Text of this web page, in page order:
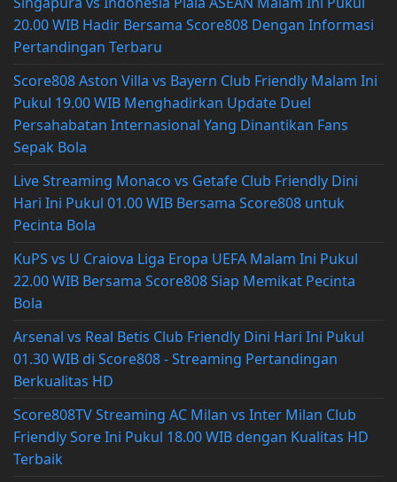
20.00 WIB Hadir Bersama Score808 Dengan Informasi
Pertandingan Terbaru
Score808 Aston Villa vs Bayern Club Friendly Malam Ini
Pukul 19.00 WIB Menghadirkan Update Duel
Persahabatan Internasional Yang Dinantikan Fans
Sepak Bola
Live Streaming Monaco vs Getafe Club Friendly Dini
Hari Ini Pukul 01.00 WIB Bersama Score808 untuk
Pecinta Bola
KuPS vs U Craiova Liga Eropa UEFA Malam Ini Pukul
22.00 WIB Bersama Score808 Siap Memikat Pecinta
Bola
Arsenal vs Real Betis Club Friendly Dini Hari Ini Pukul
01.30 WIB di Score808 - Streaming Pertandingan
Berkualitas HD
Score808TV Streaming AC Milan vs Inter Milan Club
Friendly Sore Ini Pukul 18.00 WIB dengan Kualitas HD
Terbaik